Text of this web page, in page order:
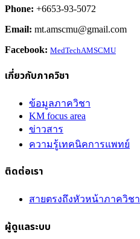
Phone: +6653-93-5072
Email: mt.amscmu@gmail.com
Facebook: MedTechAMSCMU
เกี่ยวกับภาควิชา
ข้อมูลภาควิชา
KM focus area
ข่าวสาร
ความรู้เทคนิคการแพทย์
ติดต่อเรา
สายตรงถึงหัวหน้าภาควิชา
ผู้ดูแลระบบ